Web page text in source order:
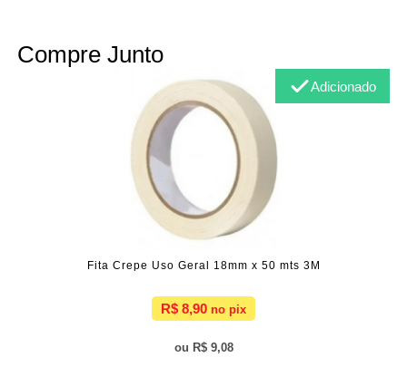
Compre Junto
Fita Crepe Uso Geral 18mm x 50 mts 3M
R$ 8,90
R$ 9,08
Adicionado